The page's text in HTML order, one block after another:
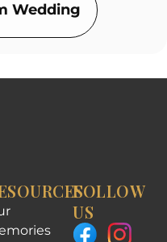
Wedding
FOLLOW
US